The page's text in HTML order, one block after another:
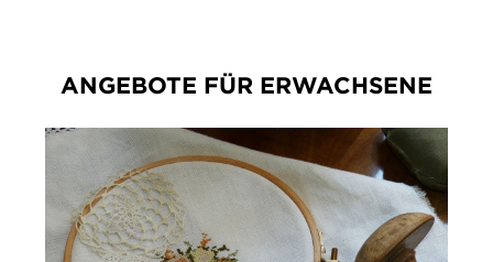
ANGEBOTE FÜR ERWACHSENE